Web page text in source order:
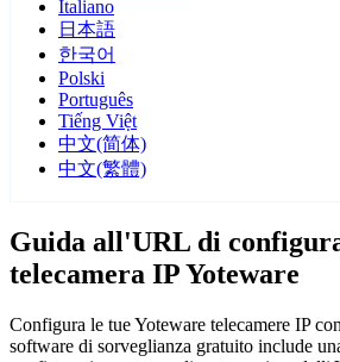
Italiano
日本語
한국어
Polski
Português
Tiếng Việt
中文(简体)
中文(繁體)
Guida all'URL di
telecamera IP Yoteware
Configura le tue Yoteware telecamere IP
software di sorveglianza gratuito include